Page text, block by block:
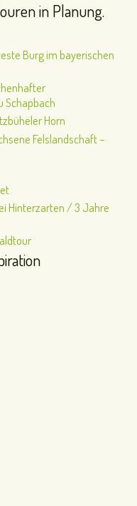
in Planung.
Burg im bayerischen
Schapbach
Horn
Felslandschaft –
Hinterzarten / 3 Jahre